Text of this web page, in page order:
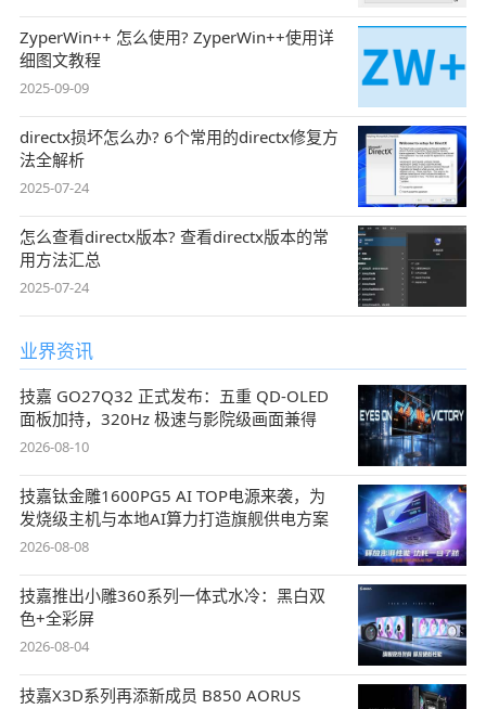
ZyperWin++ 怎么使用? ZyperWin++使用详
细图文教程
2025-09-09
directx损坏怎么办? 6个常用的directx修复方
法全解析
2025-07-24
怎么查看directx版本? 查看directx版本的常
用方法汇总
2025-07-24
业界资讯
技嘉 GO27Q32 正式发布：五重 QD-OLED
面板加持，320Hz 极速与影院级画面兼得
2026-08-10
技嘉钛金雕1600PG5 AI TOP电源来袭，为
发烧级主机与本地AI算力打造旗舰供电方案
2026-08-08
技嘉推出小雕360系列一体式水冷：黑白双
色+全彩屏
2026-08-04
技嘉X3D系列再添新成员 B850 AORUS